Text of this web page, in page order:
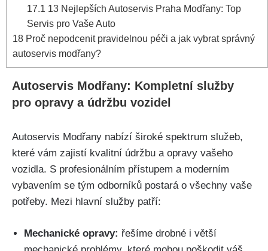
17.1 13 Nejlepších Autoservis Praha Modřany: Top
Servis pro Vaše Auto
18 Proč nepodcenit pravidelnou péči a jak vybrat správný
autoservis modřany?
Autoservis Modřany: Kompletní služby
pro opravy ⁣a údržbu vozidel
Autoservis Modřany nabízí široké spektrum ⁤služeb,
které vám zajistí kvalitní údržbu ‍a⁤ opravy vašeho
vozidla.⁣ S profesionálním přístupem a moderním
vybavením se tým odborníků postará o všechny vaše
potřeby. Mezi hlavní služby patří:
Mechanické opravy: řešíme drobné ⁣i větší